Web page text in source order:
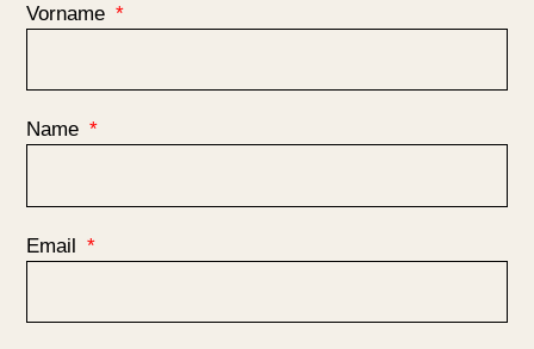
Vorname
Name
Email